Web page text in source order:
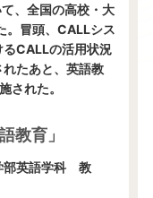
、全国の高校・大
。冒頭、CALLシス
CALLの活用状況
たあと、英語教
された。
教育」
部英語学科 教